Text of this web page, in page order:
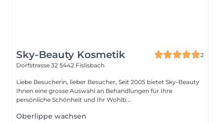
Sky-Beauty Kosmetik
2
Dorfstrasse 32 5442 Fislisbach
Liebe Besucherin, lieber Besucher, Seit 2005 bietet Sky-Beauty
Ihnen eine grosse Auswahl an Behandlungen für Ihre
persönliche Schönheit und Ihr Wohlb...
Oberlippe wachsen